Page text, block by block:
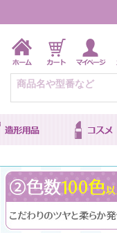
キャラ別おすすめ商品を